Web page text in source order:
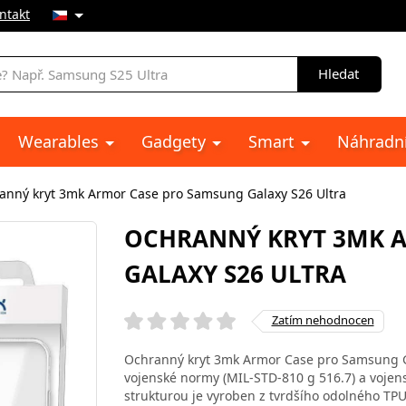
Hledat
Wearables Gadgety Smart
kryt 3mk Armor Case pro Samsung Galaxy S26 Ultra
OCHRANNÝ KRYT 3MK
GALAXY S26 ULTRA
Zatím nehodnocen
Ochranný kryt 3mk Armor Case pro
vojenské normy (MIL-STD-810 g 516.7) a
strukturou je vyroben z tvrdšího odolného